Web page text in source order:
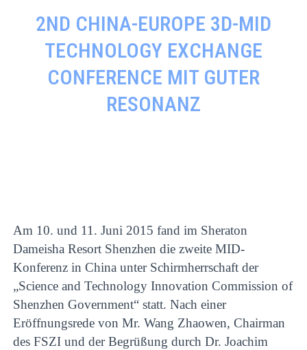
2ND CHINA-EUROPE 3D-MID
TECHNOLOGY EXCHANGE
CONFERENCE MIT GUTER
RESONANZ
Am 10. und 11. Juni 2015 fand im Sheraton
Dameisha Resort Shenzhen die zweite MID-
Konferenz in China unter Schirmherrschaft der
„Science and Technology Innovation Commission of
Shenzhen Government“ statt. Nach einer
Eröffnungsrede von Mr. Wang Zhaowen, Chairman
des FSZI und der Begrüßung durch Dr. Joachim